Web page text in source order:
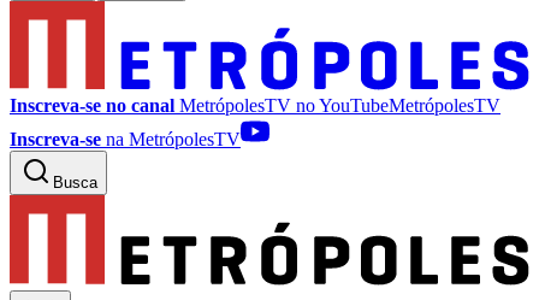
Inscreva-se no canal MetrópolesTV noYouTubeMetrópolesTV
Inscreva-se na MetrópolesTV
Busca